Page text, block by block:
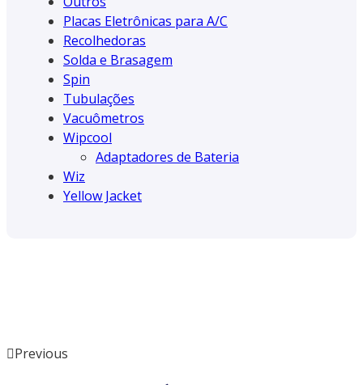
Placas Eletrônicas para A/C
Recolhedoras
Solda e Brasagem
Spin
Tubulações
Vacuômetros
Wipcool
Adaptadores de Bateria
Wiz
Yellow Jacket
Previous